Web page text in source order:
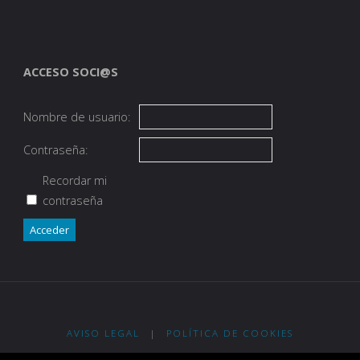
ACCESO SOCI@S
Nombre de usuario:
Contraseña:
Recordar mi
contraseña
Acceder
AVISO LEGAL | POLÍTICA DE COOKIES